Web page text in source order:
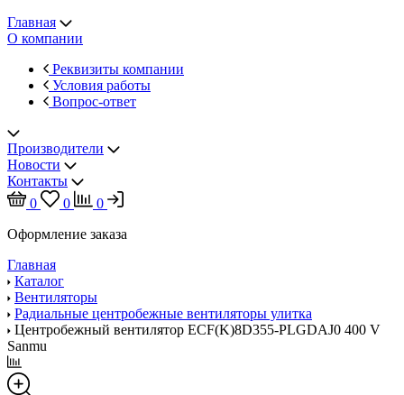
Главная
О компании
Реквизиты компании
Условия работы
Вопрос-ответ
Производители
Новости
Контакты
0
0
0
Оформление заказа
Главная
Каталог
Вентиляторы
Радиальные центробежные вентиляторы улитка
Центробежный вентилятор ECF(K)8D355-PLGDAJ0 400 V
Sanmu